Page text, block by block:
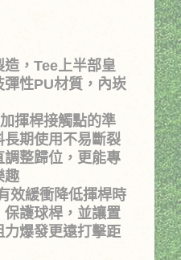
。
格：
NT$105。
，Tee上半部皇
性PU材質，內崁
揮桿接觸點的準
期使用不易斷裂
調整歸位，更能專
趣
效緩衝降低揮桿時
護球桿，並讓置
爆發更遠打擊距